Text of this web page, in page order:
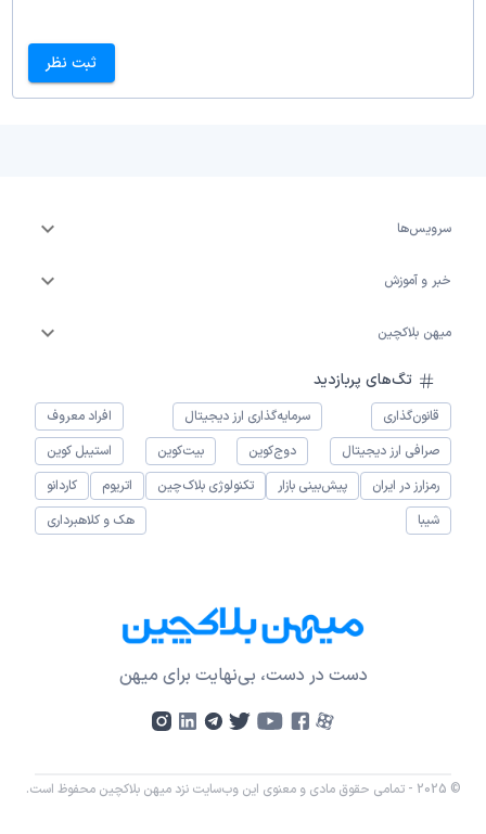
ثبت نظر
سرویس‌ها
خبر و آموزش
میهن بلاکچین
تگ‌های پربازدید
قانون‌گذاری سرمایه‌گذاری ارز دیجیتال
افراد معروف
صرافی ارز دیجیتال
دوج‌کوین بیت‌کوین
استیبل کوین
رمزارز در ایران
پیش‌بینی بازار تکنولوژی بلاک‌چین اتریوم
کاردانو
شیبا
هک و کلاهبرداری
دست در دست، بی‌نهایت برای میهن
© 2025 - تمامی حقوق مادی و معنوی این وب‌سایت نزد میهن بلاکچین محفوظ است.